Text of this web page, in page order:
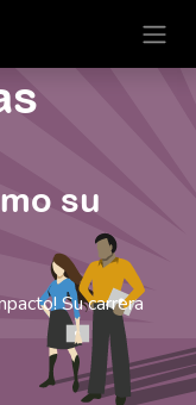
su
Su carrera